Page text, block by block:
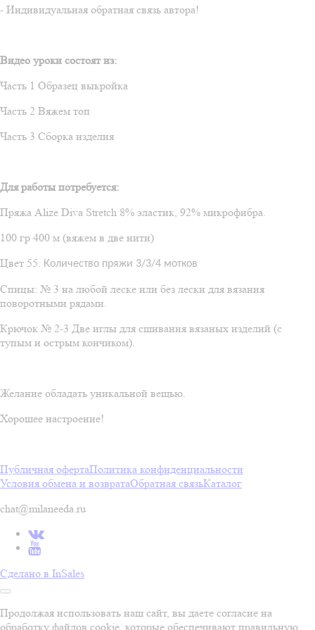
- Индивидуальная обратная связь автора!
Видео уроки состоят из:
Часть 1 Образец выкройка
Часть 2 Вяжем топ
Часть 3 Сборка изделия
Для работы потребуется:
Пряжа Alize Diva Stretch 8% эластик, 92% микрофибра.
100 гр 400 м (вяжем в две нити)
Цвет 55.
Количество пряжи 3/3/4 мотков
Спицы: № 3 на любой леске или без лески для вязания
поворотными рядами.
Крючок № 2-3 Две иглы для сшивания вязаных изделий (с
тупым и острым кончиком).
Желание обладать уникальной вещью.
Хорошее настроение!
Публичная офертаПолитика конфиденциальности
Условия обмена и возвратаОбратная связьКаталог
chat@milaneeda.ru
Сделано в InSales
Продолжая использовать наш сайт, вы даете согласие на
обработку файлов cookie, которые обеспечивают правильную